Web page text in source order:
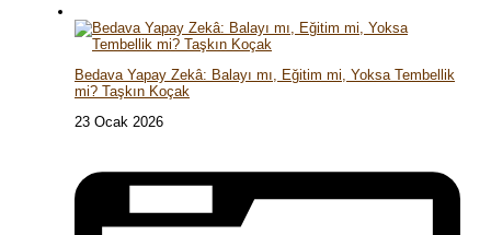
Bedava Yapay Zekâ: Balayı mı, Eğitim mi, Yoksa Tembellik
mi? Taşkın Koçak
23 Ocak 2026